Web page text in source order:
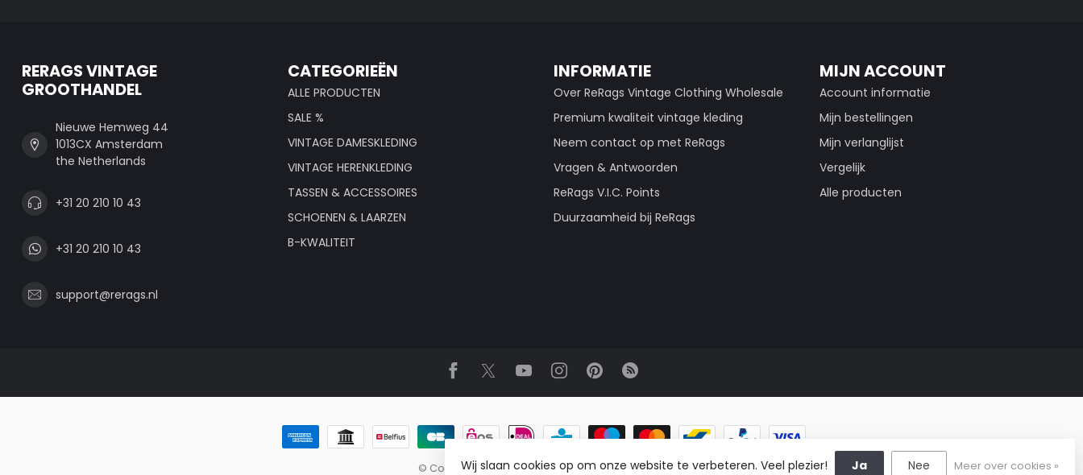
RERAGS VINTAGE
GROOTHANDEL
Nieuwe Hemweg 44
1013CX Amsterdam
the Netherlands
+31 20 210 10 43
+31 20 210 10 43
support@rerags.nl
CATEGORIEËN
ALLE PRODUCTEN
SALE %
VINTAGE DAMESKLEDING
VINTAGE HERENKLEDING
TASSEN & ACCESSOIRES
SCHOENEN & LAARZEN
B-KWALITEIT
INFORMATIE
Over ReRags Vintage Clothing Wholesale
Premium kwaliteit vintage kleding
Neem contact op met ReRags
Vragen & Antwoorden
ReRags V.I.C. Points
Duurzaamheid bij ReRags
MIJN ACCOUNT
Account informatie
Mijn bestellingen
Mijn verlanglijst
Vergelijk
Alle producten
© Copyright 2026 ReRags Vintage Groothandel
Wij slaan cookies op om onze website te verbeteren. Veel plezier! Ja Nee Meer over cookies »